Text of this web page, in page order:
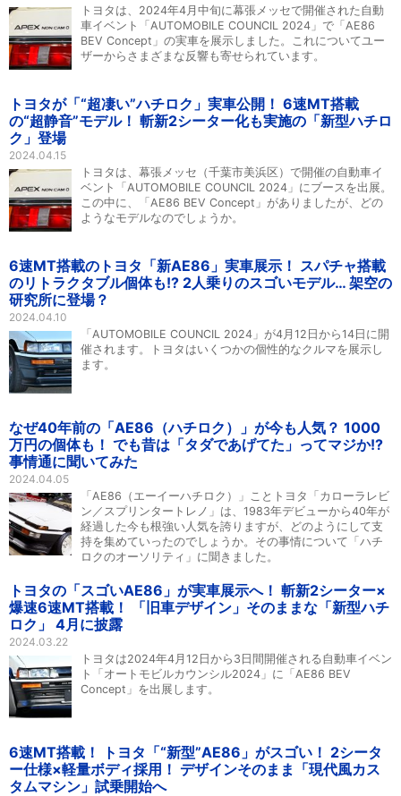
トヨタは、2024年4月中旬に幕張メッセで開催された自動
車イベント「AUTOMOBILE COUNCIL 2024」で「AE86
BEV Concept」の実車を展示しました。これについてユー
ザーからさまざまな反響も寄せられています。
トヨタが「“超凄い”ハチロク」実車公開！ 6速MT搭載
の“超静音”モデル！ 斬新2シーター化も実施の「新型ハチロ
ク」登場
2024.04.15
トヨタは、幕張メッセ（千葉市美浜区）で開催の自動車イ
ベント「AUTOMOBILE COUNCIL 2024」にブースを出展。
この中に、「AE86 BEV Concept」がありましたが、どの
ようなモデルなのでしょうか。
6速MT搭載のトヨタ「新AE86」実車展示！ スパチャ搭載
のリトラクタブル個体も!? 2人乗りのスゴいモデル… 架空の
研究所に登場？
2024.04.10
「AUTOMOBILE COUNCIL 2024」が4月12日から14日に開
催されます。トヨタはいくつかの個性的なクルマを展示し
ます。
なぜ40年前の「AE86（ハチロク）」が今も人気？ 1000
万円の個体も！ でも昔は「タダであげてた」ってマジか!?
事情通に聞いてみた
2024.04.05
「AE86（エーイーハチロク）」ことトヨタ「カローラレビ
ン／スプリンタートレノ」は、1983年デビューから40年が
経過した今も根強い人気を誇りますが、どのようにして支
持を集めていったのでしょうか。その事情について「ハチ
ロクのオーソリティ」に聞きました。
トヨタの「スゴいAE86」が実車展示へ！ 斬新2シーター×
爆速6速MT搭載！ 「旧車デザイン」そのままな「新型ハチ
ロク」 4月に披露
2024.03.22
トヨタは2024年4月12日から3日間開催される自動車イベン
ト「オートモビルカウンシル2024」に「AE86 BEV
Concept」を出展します。
6速MT搭載！ トヨタ「“新型”AE86」がスゴい！ 2シータ
ー仕様×軽量ボディ採用！ デザインそのまま「現代風カス
タムマシン」試乗開始へ